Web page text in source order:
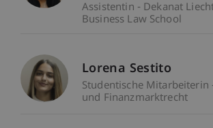
Assistentin - Dekanat
Business Law School
Lorena Sestito
Studentische Mitarbeiterin
und Finanzmarktrecht